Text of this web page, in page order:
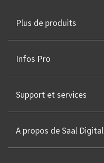
Plus de produits
Infos Pro
Support et services
A propos de Saal Digital